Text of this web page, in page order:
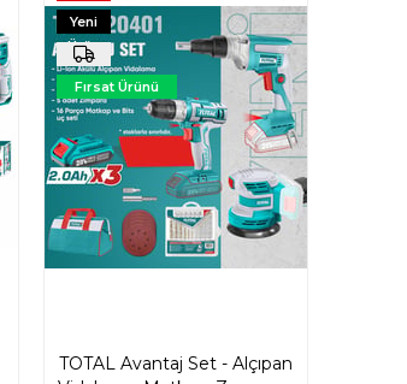
TOTAL Avantaj Set - Alçıpan
Yeni
Ürün
Fırsat Ürünü